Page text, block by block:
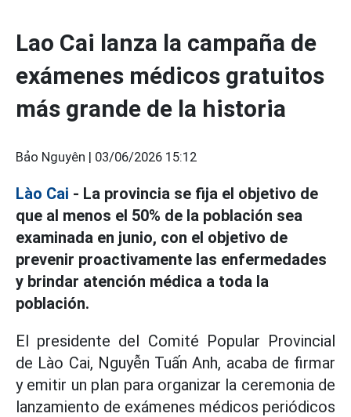
Lao Cai lanza la campaña de
exámenes médicos gratuitos
más grande de la historia
Bảo Nguyên | 03/06/2026 15:12
Lào Cai - La provincia se fija el objetivo de
que al menos el 50% de la población sea
examinada en junio, con el objetivo de
prevenir proactivamente las enfermedades
y brindar atención médica a toda la
población.
El presidente del Comité Popular Provincial
de Lào Cai, Nguyễn Tuấn Anh, acaba de firmar
y emitir un plan para organizar la ceremonia de
lanzamiento de exámenes médicos periódicos